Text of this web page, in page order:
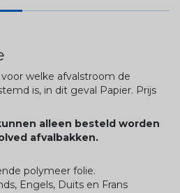
welke afvalstroom de
is, in dit geval Papier. Prijs
alleen besteld worden
afvalbakken.
polymeer folie.
Engels, Duits en Frans